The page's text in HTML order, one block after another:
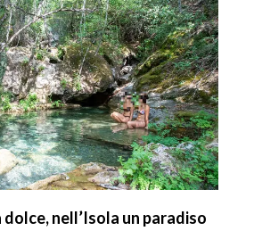
dolce, nell’Isola un paradiso